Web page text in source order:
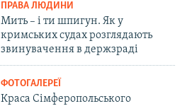
ПРАВА ЛЮДИНИ
Мить – і ти шпигун. Як у
кримських судах розглядають
звинувачення в держзраді
ФОТОГАЛЕРЕЇ
Краса Сімферопольського